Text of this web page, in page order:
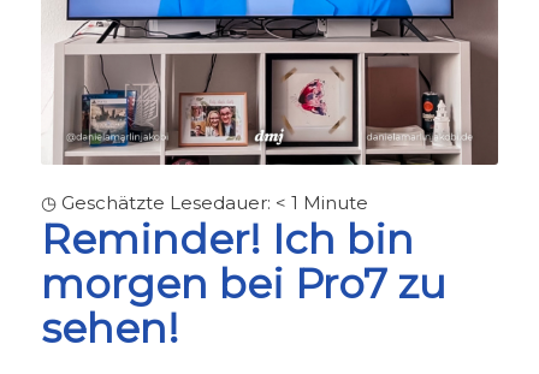
◷ Geschätzte Lesedauer: < 1 Minute
Reminder! Ich bin
morgen bei Pro7 zu
sehen!